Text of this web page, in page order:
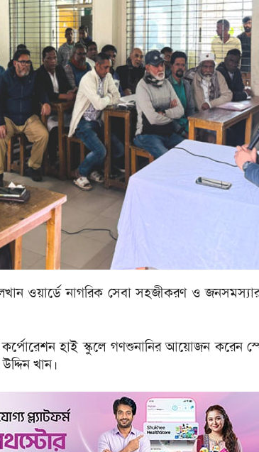
ওয়ার্ডে নাগরিক সেবা সহজীকরণ ও
হাই স্কুলে গণশুনানির আয়োজন করেন
খান।